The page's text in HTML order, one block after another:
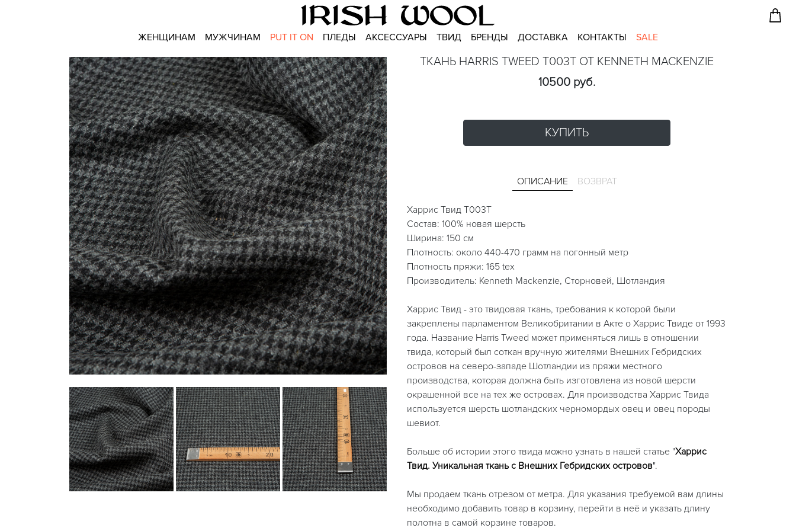
ЖЕНЩИНАМ МУЖЧИНАМ PUT IT ON ПЛЕДЫ АКСЕССУАРЫ ТВИД БРЕНДЫ ДОСТАВКА КОНТАКТЫ SALE
ТКАНЬ HARRIS TWEED T003T ОТ KENNETH MACKENZIE
10500 руб.
КУПИТЬ
ОПИСАНИЕ ВОЗВРАТ
Харрис Твид T003T
Состав: 100% новая шерсть
Ширина: 150 см
Плотность: около 440-470 грамм на погонный метр
Плотность пряжи: 165 tex
Производитель: Kenneth Mackenzie, Сторновей, Шотландия
Харрис Твид - это твидовая ткань, требования к которой были
закреплены парламентом Великобритании в Акте о Харрис Твиде от 1993
года. Название Harris Tweed может применяться лишь в отношении
твида, который был соткан вручную жителями Внешних Гебридских
островов на северо-западе Шотландии из пряжи местного
производства, которая должна быть изготовлена из новой шерсти
окрашенной все на тех же островах. Для производства Харрис Твида
используется шерсть шотландских черномордых овец и овец породы
шевиот.
Больше об истории этого твида можно узнать в нашей статье "Харрис
Твид. Уникальная ткань с Внешних Гебридских островов".
Мы продаем ткань отрезом от метра. Для указания требуемой вам длины
необходимо добавить товар в корзину, перейти в неё и указать длину
полотна в самой корзине товаров.